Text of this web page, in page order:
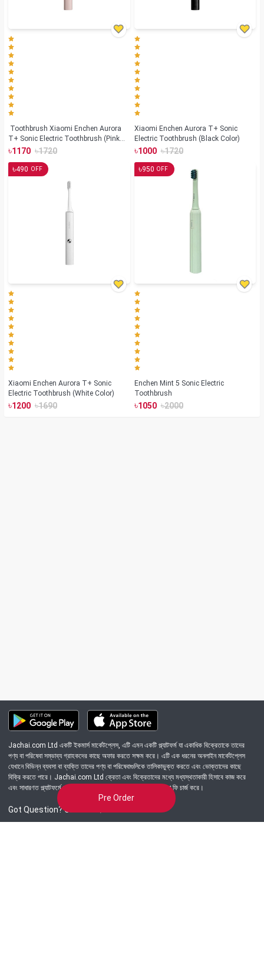
Pre Order
Toothbrush Xiaomi Enchen Aurora
T+ Sonic Electric Toothbrush (Pink
Color)
৳1170 ৳1720
Xiaomi Enchen Aurora T+ Sonic
Electric Toothbrush (Black Color)
৳1000 ৳1720
৳490 OFF
Xiaomi Enchen Aurora T+ Sonic
Electric Toothbrush (White Color)
৳1200 ৳1690
৳950 OFF
Enchen Mint 5 Sonic Electric
Toothbrush
৳1050 ৳2000
Jachai.com Ltd একটি ইকমার্স মার্কেটপ্লেস, এটি এমন একটি প্ল্যাটফর্ম যা একাধিক বিক্রেতাকে তাদের
পণ্য বা পরিষেবা সম্ভাব্য গ্রাহকদের কাছে অফার করতে সক্ষম করে। এটি এক ধরনের অনলাইন মার্কেটপ্লেস
যেখানে বিভিন্ন ব্যবসা বা ব্যক্তি তাদের পণ্য বা পরিষেবাগুলিকে তালিকাভুক্ত করতে এবং ভোক্তাদের কাছে
বিক্রি করতে পারে। Jachai.com Ltd ক্রেতা এবং বিক্রেতাদের মধ্যে মধ্যস্থতাকারী হিসাবে কাজ করে
এবং সাধারণত প্ল্যাটফর্মে সংঘটিত প্রতিটি লেনদেনের জন্য একটি কমিশন বা ফি চার্জ করে।
Got Question? Call us 24/7